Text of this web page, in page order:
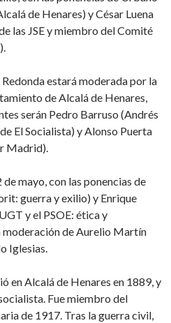
de Henares) y César Luena
las JSE y miembro del Comité
estará moderada por la
de Alcalá de Henares,
serán Pedro Barruso (Andrés
El Socialista) y Alonso Puerta
Madrid).
mayo, con las ponencias de
guerra y exilio) y Enrique
y el PSOE: ética y
de Aurelio Martín
Iglesias.
en Alcalá de Henares en 1889, y
Fue miembro del
de 1917. Tras la guerra civil,